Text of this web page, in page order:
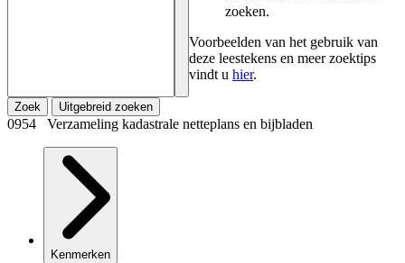
zoeken.
Voorbeelden van het gebruik van
deze leestekens en meer zoektips
vindt u hier.
Zoek Uitgebreid zoeken
0954 Verzameling kadastrale netteplans en bijbladen
Kenmerken